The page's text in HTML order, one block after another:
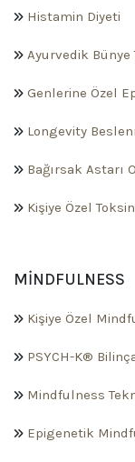
Histamin Diyeti
Ayurvedik Bünye
Genlerine Özel
Longevity
Bağırsak Astarı
Kişiye Özel
MINDFULNESS
Kişiye Özel
PSYCH-K®
Mindfulness
Epigenetik